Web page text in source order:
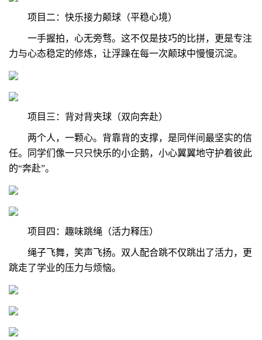
项目二：快乐接力颠球（平稳心境）
一手握拍，心无旁骛。这不仅是技巧的比拼，更是专注
力与心态稳定的修炼，让浮躁在每一次颠球中慢慢沉淀。
项目三：背对背夹球（双向奔赴）
两个人，一颗心。背靠背的支撑，是同伴间最坚实的信
任。同学们像一只只快乐的小企鹅，小心翼翼地守护着彼此
的“奔赴”。
项目四：趣味跳绳（活力释压）
绳子飞舞，笑声飞扬。双人配合跳不仅跳出了活力，更
跳走了学业的压力与烦恼。